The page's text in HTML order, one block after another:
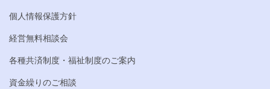
個人情報保護方針
経営無料相談会
各種共済制度・福祉制度のご案内
資金繰りのご相談